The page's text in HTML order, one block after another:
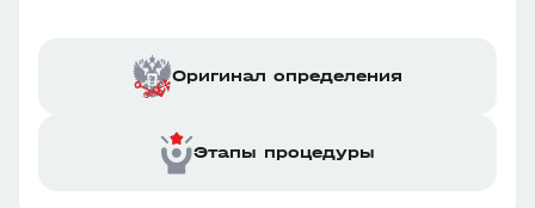
Оригинал определения
Этапы процедуры